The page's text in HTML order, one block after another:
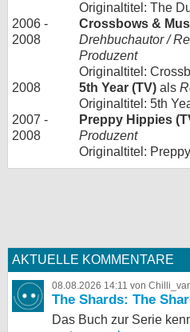
Originaltitel: The
2006 -
2008
Crossbows &
Drehbuchautor /
Produzent
Originaltitel:
2008
5th Year (TV) als
Originaltitel: 5th
2007 -
2008
Preppy Hippies
Produzent
Originaltitel:
AKTUELLE KOMMENTARE
08.08.2026 14:11 von
The Shards: The
Das Buch zur Serie